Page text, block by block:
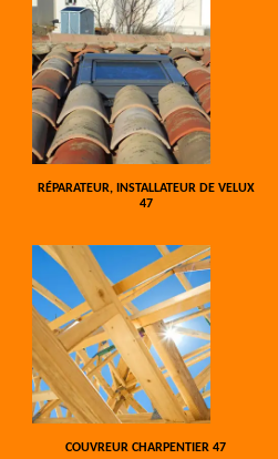
RÉPARATEUR, INSTALLATEUR DE VELUX
47
COUVREUR CHARPENTIER 47